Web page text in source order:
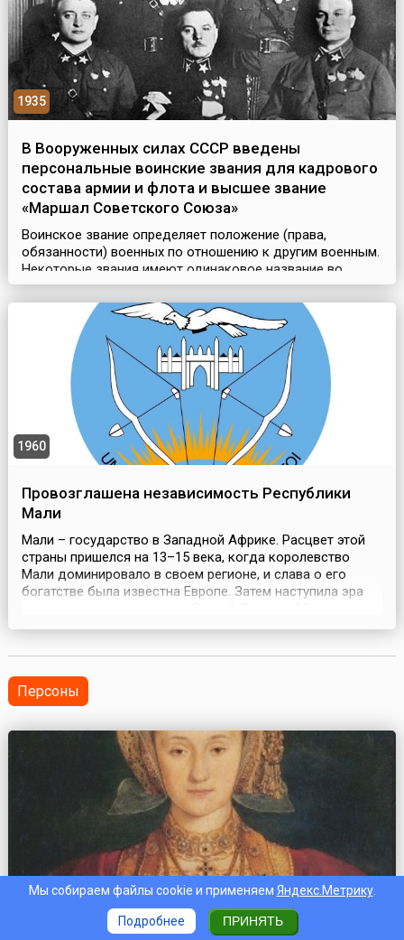
1935
В Вооруженных силах СССР введены
персональные воинские звания для кадрового
состава армии и флота и высшее звание
«Маршал Советского Союза»
Воинское звание определяет положение (права,
обязанности) военных по отношению к другим военным.
Некоторые звания имеют одинаковое название во
многих странах. Например, к таким относятся: рядовой,
ефрейтор, сержант, лейтенант, капитан, полковник,
генерал, адмирал, маршал и другие.Впервые на Руси
воинские звания появились в середине 16 века в
стрелецком войске, но сохранялись только во время
1960
Провозглашена независимость Республики
Мали
Мали – государство в Западной Африке. Расцвет этой
страны пришелся на 13–15 века, когда королевство
Мали доминировало в своем регионе, и слава о его
богатстве была известна Европе. Затем наступила эра
оно было разграблено марокканцами и распалось на
колонизаторов. С конца 19 века и до 1946 года ег...
Персоны
1557
Мы собираем файлы cookie и применяем Яндекс.Метрику.
Подробнее ПРИНЯТЬ